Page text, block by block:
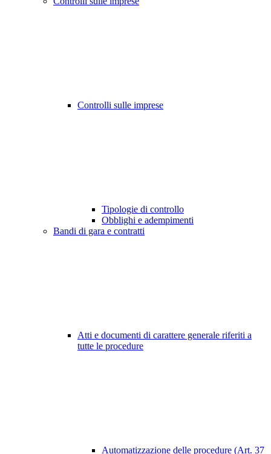
Controlli sulle imprese
Tipologie di controllo
Obblighi e adempimenti
Bandi di gara e contratti
Atti e documenti di carattere generale riferiti a
tutte le procedure
Automatizzazione delle procedure (Art. 37